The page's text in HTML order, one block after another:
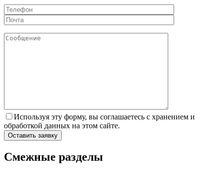
Используя эту форму, вы соглашаетесь с хранением и
обработкой данных на этом сайте.
Смежные разделы